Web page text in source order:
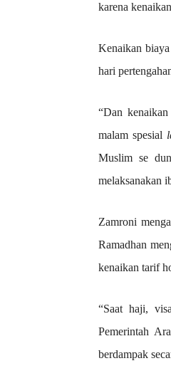
karena
Kenaikan
hari
“Dan
malam spesial
Muslim se
melaksanakan
Zamroni
Ramadhan
kenaikan tarif
“Saat haji,
Pemerintah
berdampak